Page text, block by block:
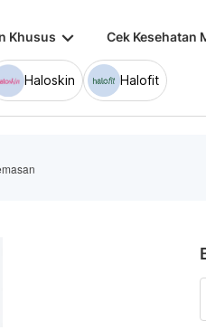
Khusus keyboard_arrow_down Cek Kesehatan
Haloskin Halofit